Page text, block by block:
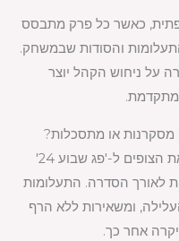
כאשר כל פרק מתבסס
והסודות שבמשחק.
על ניחוש הקהל יוצר
מתקדמת.
אחד ההיבטים המרכזיים שמחזיקים את הצופים ל-'פג שבוע 24'
לאורך הסדרה. התעלומות
ומשאירות ללא הרף
אחר כך.